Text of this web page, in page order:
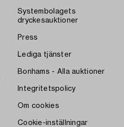
Systembolagets
dryckesauktioner
Press
Lediga tjänster
Bonhams - Alla auktioner
Integritetspolicy
Om cookies
Cookie-inställningar